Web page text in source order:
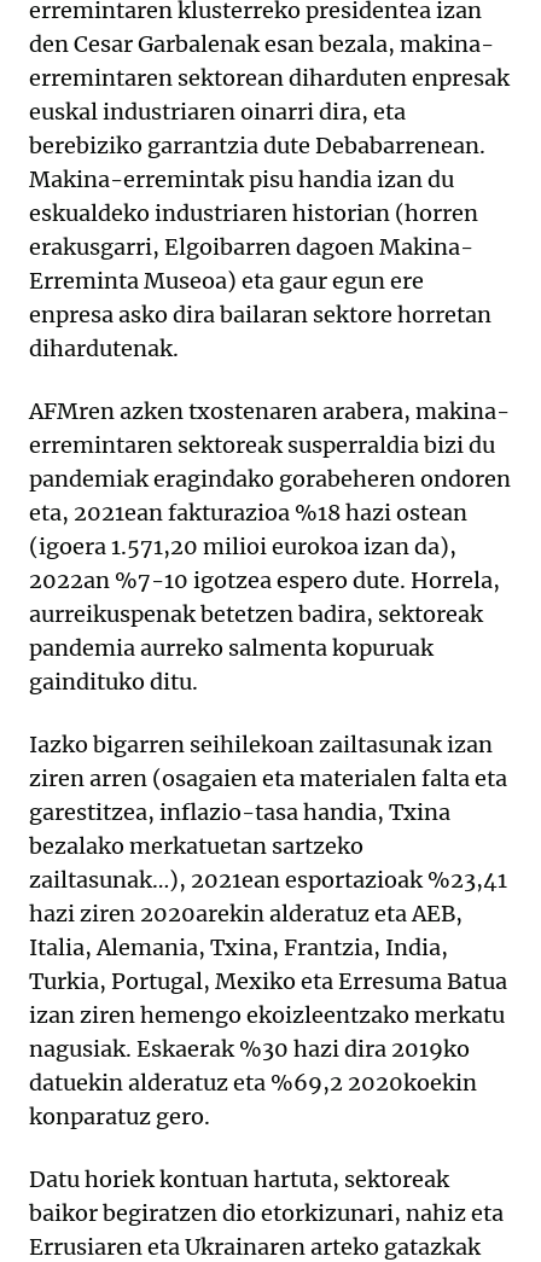
erremintaren klusterreko presidentea izan
den Cesar Garbalenak esan bezala, makina-
erremintaren sektorean diharduten enpresak
euskal industriaren oinarri dira, eta
berebiziko garrantzia dute Debabarrenean.
Makina-erremintak pisu handia izan du
eskualdeko industriaren historian (horren
erakusgarri, Elgoibarren dagoen Makina-
Erreminta Museoa) eta gaur egun ere
enpresa asko dira bailaran sektore horretan
dihardutenak.
AFMren azken txostenaren arabera, makina-
erremintaren sektoreak susperraldia bizi du
pandemiak eragindako gorabeheren ondoren
eta, 2021ean fakturazioa %18 hazi ostean
(igoera 1.571,20 milioi eurokoa izan da),
2022an %7-10 igotzea espero dute. Horrela,
aurreikuspenak betetzen badira, sektoreak
pandemia aurreko salmenta kopuruak
gaindituko ditu.
Iazko bigarren seihilekoan zailtasunak izan
ziren arren (osagaien eta materialen falta eta
garestitzea, inflazio-tasa handia, Txina
bezalako merkatuetan sartzeko
zailtasunak…), 2021ean esportazioak %23,41
hazi ziren 2020arekin alderatuz eta AEB,
Italia, Alemania, Txina, Frantzia, India,
Turkia, Portugal, Mexiko eta Erresuma Batua
izan ziren hemengo ekoizleentzako merkatu
nagusiak. Eskaerak %30 hazi dira 2019ko
datuekin alderatuz eta %69,2 2020koekin
konparatuz gero.
Datu horiek kontuan hartuta, sektoreak
baikor begiratzen dio etorkizunari, nahiz eta
Errusiaren eta Ukrainaren arteko gatazkak